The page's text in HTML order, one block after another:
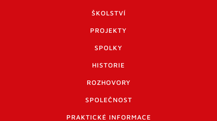
ŠKOLSTVÍ
PROJEKTY
SPOLKY
HISTORIE
ROZHOVORY
SPOLEČNOST
PRAKTICKÉ INFORMACE